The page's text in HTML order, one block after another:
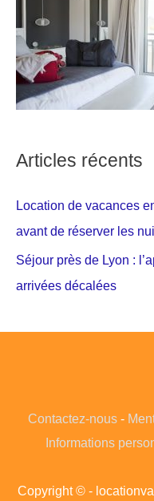
Articles récents
Location de vacances
avant de réserver les
Séjour près de Lyon :
arrivées décalées
Contactez-nous-
Informations
Copyright © -